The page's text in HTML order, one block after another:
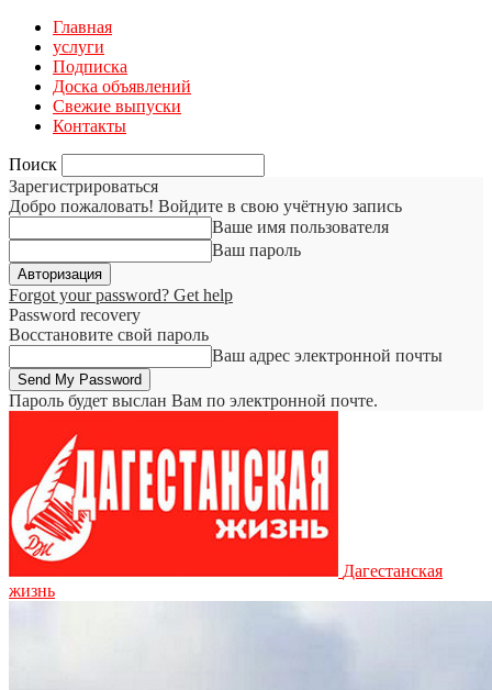
Главная
услуги
Подписка
Доска объявлений
Свежие выпуски
Контакты
Поиск
Зарегистрироваться
Добро пожаловать! Войдите в свою учётную запись
Ваше имя пользователя
Ваш пароль
Forgot your password? Get help
Password recovery
Восстановите свой пароль
Ваш адрес электронной почты
Пароль будет выслан Вам по электронной почте.
Дагестанская
жизнь